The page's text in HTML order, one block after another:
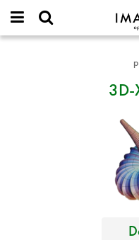
IMAGINARY
open
Solicitar
3D-